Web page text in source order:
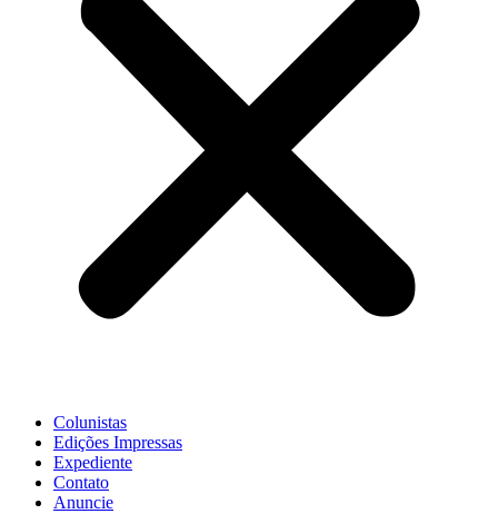
Colunistas
Edições Impressas
Expediente
Contato
Anuncie